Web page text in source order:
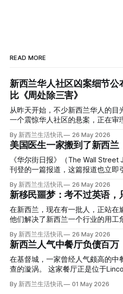
READ MORE
新西兰华人社区凶案细节公
比《周处除三害》
从昨天开始，不少新西兰华人的目
一个震惊华人社区的悬案，正在审理。 涉案的四位
告，站在了法庭，被控与一位70岁中
的复杂程度，远超人们的想象。 神秘的黑色塑料袋 先让我们
回到2024年3月12日。 新西兰一个名叫Paul Middleton的老
人，在奥克兰Gulf Harbour钓鱼时
里面是一堆衣服。 再扒开衣服，他看到了一只手，一只人
腰部对折，黑色胶带缠着头、手腕
状。 两个10公斤的米袋装满了石头，用胶带死死缠在尸体
上。 死者是亚洲面孔的老年女性，头部、脸、胳膊都有钝器
伤，当时身穿一件“娟燕牌”内衣和黑色长裤。
Operation Parade的案子，开始调查。 米袋泄露秘密
关键，是两个米袋。这两个塑料米
园石头。 每个米袋上都有序列号。 警察一家家查，发现这批
米是在奥克兰北岸一家超市卖的。
By 新西兰生活快讯 26 May 2026
美国医生一家搬到了新西兰
《华尔街日报》（The Wall Street
刊登的一篇报道，这篇报道也立即
趣： “精疲力尽的美国医生，正在离开美国，前往新西兰一座
偏远小镇。” “精疲力尽的美国医生”搬家新西兰 四年前，在加
州拉霍亚（La Jolla）一家医院担
Williams医生达到了崩溃的边缘。 患者人数激增、医疗人员短
缺、医疗事故诉讼的威胁，以及对
（PTSD）。他的其中一位同事甚至因自杀
弃从医，但他不想再在美国行医了。 于是，他与38岁的妻
Ellen Williams开始在欧洲寻找更好的选择。 就
到了一封来自新西兰医疗招聘人员的信。 “虽然跑到
义。”现年39岁的加州人Brandon说道。 2024年11月，
By 新西兰生活快讯 26 May 2026
新移民噩梦：考不过英语，
在新西兰，现在有一批人，正站在尴尬
他们解决了新西兰一个行业的用工
试，不得不在几年内离开这个国家。 一位移民的无奈感叹
“如果我们真能考到那个分数，就不会来
语，他们一直无法上岸 来自菲律宾的Ryan De Guzman，就是
这批人中的一员。 2023年，当他看到新西兰招聘海外公交司
机的信息时，几乎没有犹豫就提交了申请。 “我
年3月抵达奥克兰。 当时心里盘算着：努力工作两年，申请居
By 新西兰生活快讯 26 May 2026
新西兰人气中餐厅负债百万
在基督城，一家曾经人气颇高的中
查的漩涡。 这家餐厅正是位于Lincoln Rd的Maxine’s Palace。
其背后的公司已进入清算程序，债
引人关注的是——清算人目前无法联系
By 新西兰生活快讯 01 May 2026